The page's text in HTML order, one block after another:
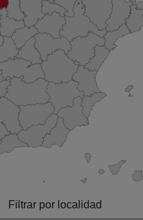
Filtrar por localidad